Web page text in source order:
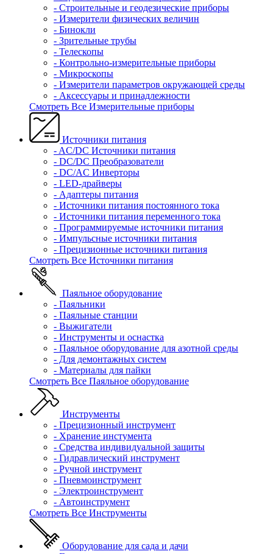
- Строительные и геодезические приборы
- Измерители физических величин
- Бинокли
- Зрительные трубы
- Телескопы
- Контрольно-измерительные приборы
- Микроскопы
- Измерители параметров окружающей среды
- Аксессуары и принадлежности
Смотреть Все Измерительные приборы
Источники питания
- AC/DC Источники питания
- DC/DC Преобразователи
- DC/AC Инверторы
- LED-драйверы
- Адаптеры питания
- Источники питания постоянного тока
- Источники питания переменного тока
- Программируемые источники питания
- Импульсные источники питания
- Прецизионные источники питания
Смотреть Все Источники питания
Паяльное оборудование
- Паяльники
- Паяльные станции
- Выжигатели
- Инструменты и оснастка
- Паяльное оборудование для азотной среды
- Для демонтажных систем
- Материалы для пайки
Смотреть Все Паяльное оборудование
Инструменты
- Прецизионный инструмент
- Хранение инстумента
- Средства индивидуальной защиты
- Гидравлический инструмент
- Ручной инструмент
- Пневмоинструмент
- Электроинструмент
- Автоинструмент
Смотреть Все Инструменты
Оборудование для сада и дачи